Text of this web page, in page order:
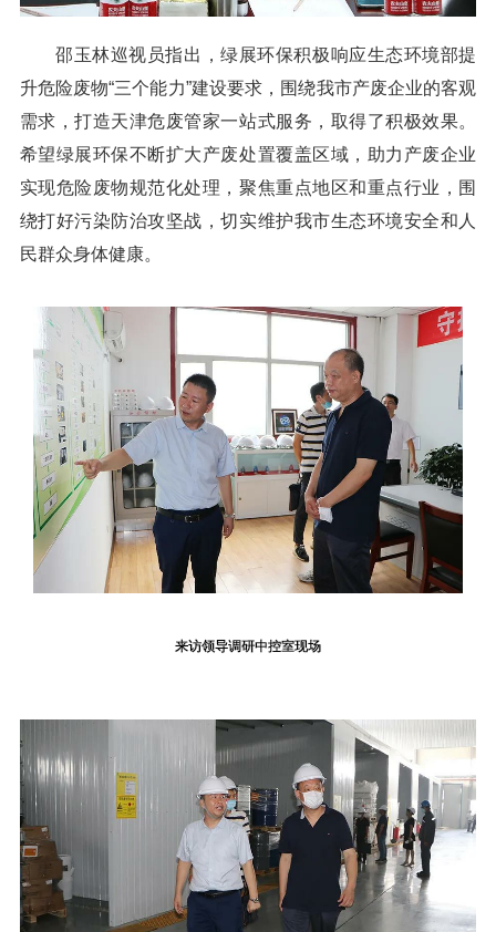
邵玉林巡视员指出，绿展环保积极响应生态环境部提
升危险废物“三个能力”建设要求，围绕我市产废企业的客观
需求，打造天津危废管家一站式服务，取得了积极效果。
希望绿展环保不断扩大产废处置覆盖区域，助力产废企业
实现危险废物规范化处理，聚焦重点地区和重点行业，围
绕打好污染防治攻坚战，切实维护我市生态环境安全和人
民群众身体健康。
来访领导调研中控室现场